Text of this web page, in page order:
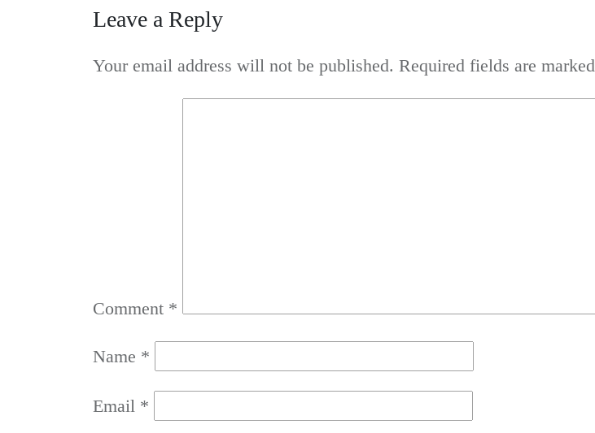
Leave a Reply
Your email address will not be published. Required fields are marked
Comment *
Name *
Email *